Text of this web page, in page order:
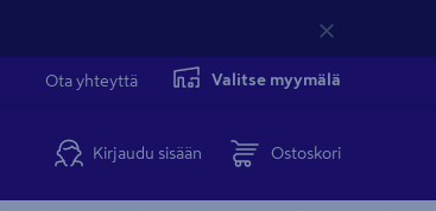
Ota yhteyttä Valitse myymälä
Kirjaudu sisään Ostoskori